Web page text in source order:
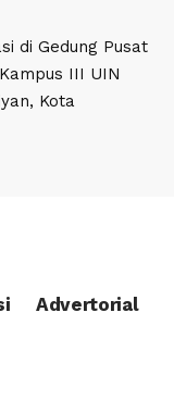
di Gedung Pusat
III UIN
Kota
Advertorial